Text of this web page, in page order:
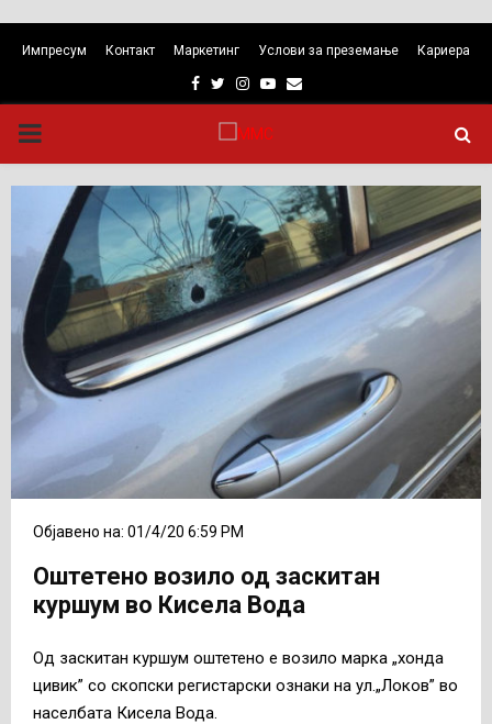
Импресум Контакт Маркетинг Услови за преземање Кариера
Facebook
TwitterInstagram
Youtube
Email
PRIMARY
MENU
Објавено на: 01/4/20 6:59 PM
Оштетено возило од заскитан
куршум во Кисела Вода
Од заскитан куршум оштетено е возило марка „хонда
цивик” со скопски регистарски ознаки на ул.„Локов” во
населбата Кисела Вода.